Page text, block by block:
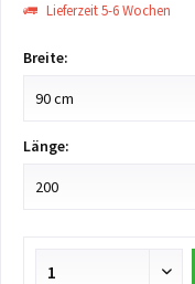
Lieferzeit 5-6 Wochen
Breite:
Länge: